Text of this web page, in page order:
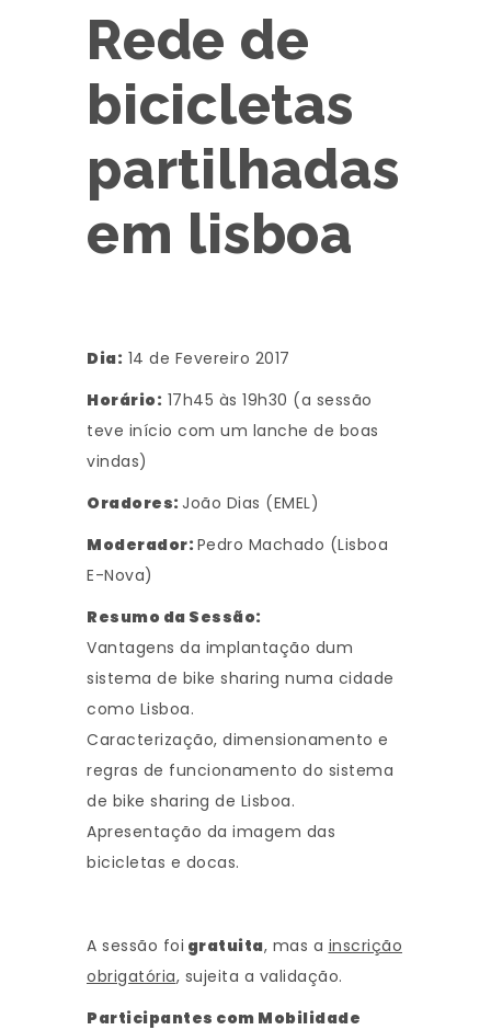
Rede de
bicicletas
partilhadas
em lisboa
Dia: 14 de Fevereiro 2017
Horário: 17h45 às 19h30 (a sessão
teve início com um lanche de boas
vindas)
Oradores: João Dias (EMEL)
Moderador: Pedro Machado (Lisboa
E-Nova)
Resumo da Sessão:
Vantagens da implantação dum
sistema de bike sharing numa cidade
como Lisboa.
Caracterização, dimensionamento e
regras de funcionamento do sistema
de bike sharing de Lisboa.
Apresentação da imagem das
bicicletas e docas.
A sessão foi gratuita, mas a inscrição
obrigatória, sujeita a validação.
Participantes com Mobilidade